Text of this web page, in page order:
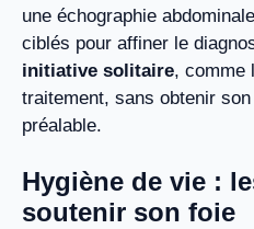
une échographie
ciblés pour affiner le
initiative solitaire, comme
traitement, sans obtenir
préalable.
Hygiène de vie :
soutenir son foie